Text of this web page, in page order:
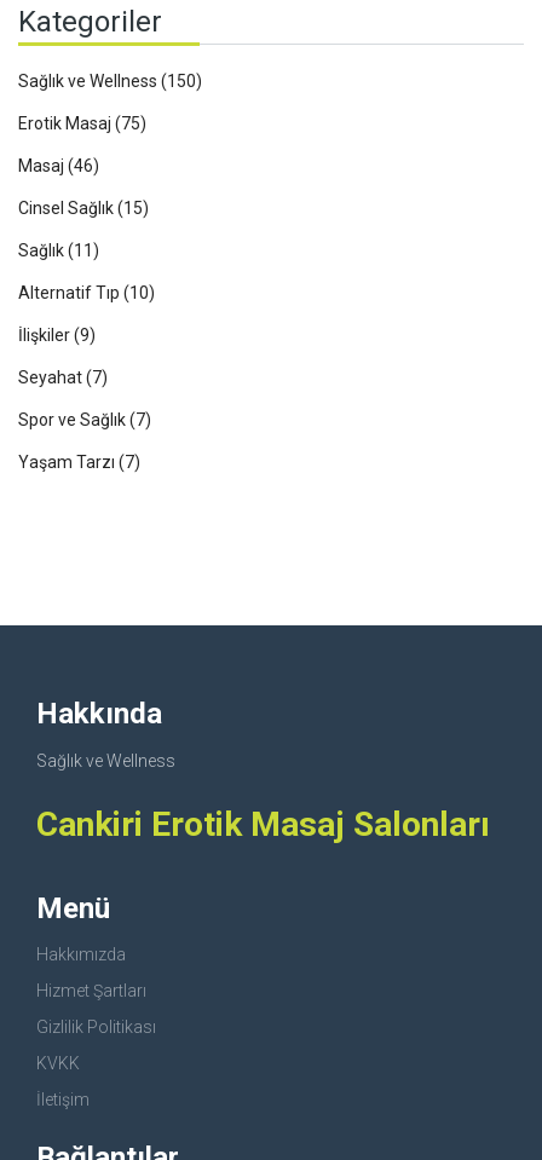
Kategoriler
Sağlık ve Wellness (150)
Erotik Masaj (75)
Masaj (46)
Cinsel Sağlık(15)
Sağlık(11)
Alternatif Tıp (10)
İlişkiler(9)
Seyahat(7)
Spor ve Sağlık(7)
Yaşam Tarzı (7)
Hakkında
Sağlık ve Wellness
Cankiri Erotik Masaj Salonları
Menü
Hakkımızda
Hizmet Şartları
Gizlilik Politikası
KVKK
İletişim